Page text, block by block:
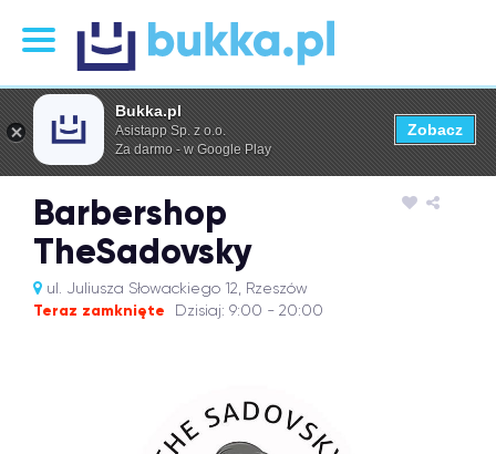
Barbershop
TheSadovsky
ul. Juliusza Słowackiego 12, Rzeszów
Teraz zamknięte Dzisiaj: 9:00 - 20:00
Bukka.pl
Asistapp Sp. z o.o.
Za darmo - w Google Play
Zobacz